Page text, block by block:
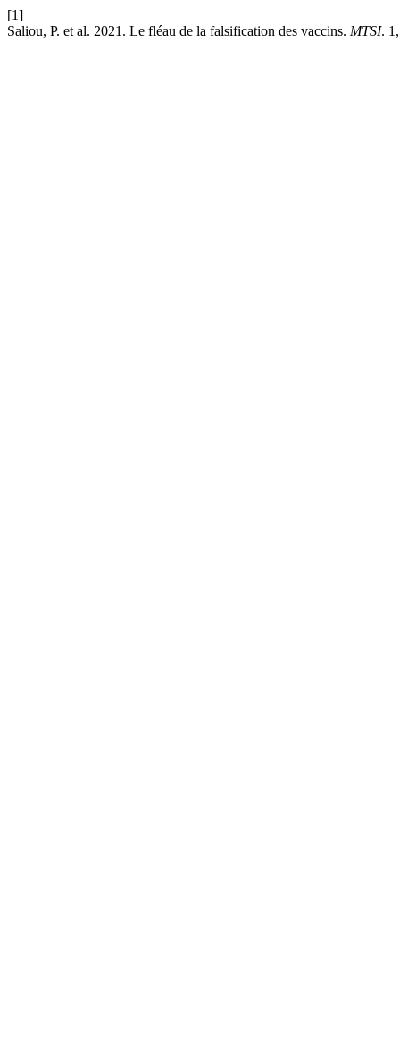
[1]
Saliou, P. et al. 2021. Le fléau de la falsification des vaccins. MTSI.